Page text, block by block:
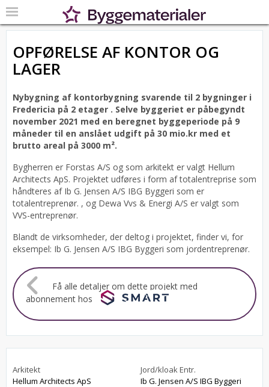
OPFØRELSE AF KONTOR OG
LAGER
Nybygning af kontorbygning svarende til 2 bygninger i
Fredericia på 2 etager . Selve byggeriet er påbegyndt
november 2021 med en beregnet byggeperiode på 9
måneder til en anslået udgift på 30 mio.kr med et
brutto areal på 3000 m².
Bygherren er Forstas A/S og som arkitekt er valgt Hellum
Architects ApS. Projektet udføres i form af totalentreprise som
håndteres af Ib G. Jensen A/S IBG Byggeri som er
totalentreprenør. , og Dewa Vvs & Energi A/S er valgt som
VVS-entreprenør.
Blandt de virksomheder, der deltog i projektet, finder vi, for
eksempel: Ib G. Jensen A/S IBG Byggeri som jordentreprenør.
Få alle detaljer om dette projekt med
abonnement hos
Arkitekt
Hellum Architects ApS
Jord/kloak Entr.
Ib G. Jensen A/S IBG Byggeri